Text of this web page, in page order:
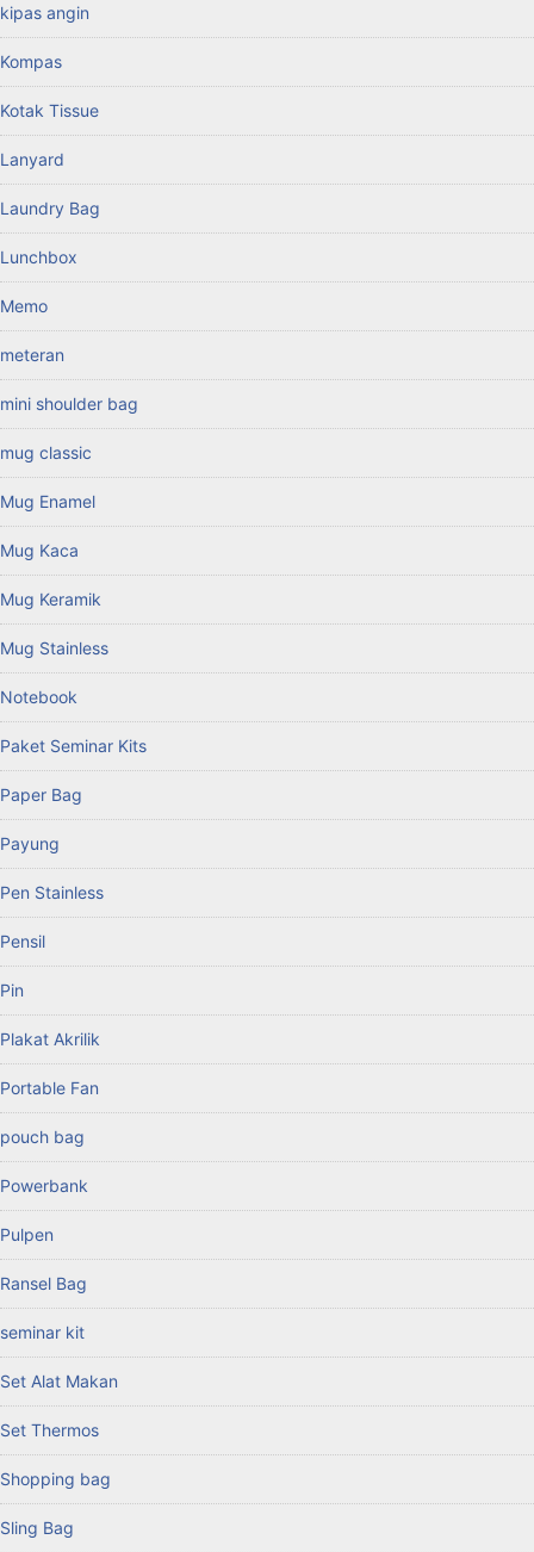
kipas angin
Kompas
Kotak Tissue
Lanyard
Laundry Bag
Lunchbox
Memo
meteran
mini shoulder bag
mug classic
Mug Enamel
Mug Kaca
Mug Keramik
Mug Stainless
Notebook
Paket Seminar Kits
Paper Bag
Payung
Pen Stainless
Pensil
Pin
Plakat Akrilik
Portable Fan
pouch bag
Powerbank
Pulpen
Ransel Bag
seminar kit
Set Alat Makan
Set Thermos
Shopping bag
Sling Bag